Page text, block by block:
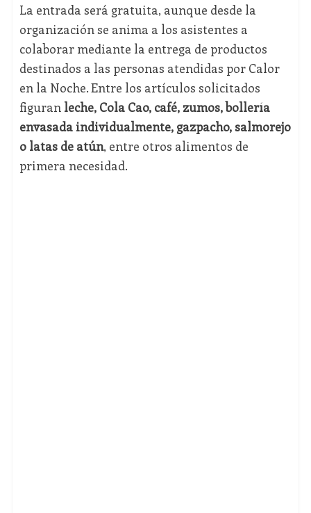
La entrada será gratuita, aunque desde la
organización se anima a los asistentes a
colaborar mediante la entrega de productos
destinados a las personas atendidas por Calor
en la Noche. Entre los artículos solicitados
figuran leche, Cola Cao, café, zumos, bollería
envasada individualmente, gazpacho, salmorejo
o latas de atún, entre otros alimentos de
primera necesidad.